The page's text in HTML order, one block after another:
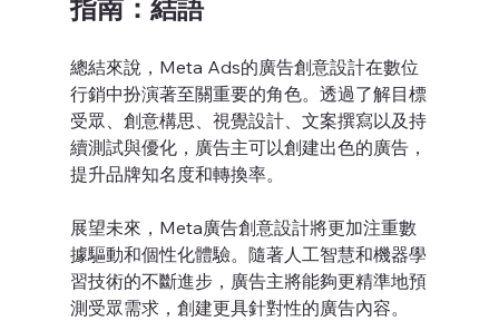
指南：結語
總結來說，Meta Ads的廣告創意設計在數位
行銷中扮演著至關重要的角色。透過了解目標
受眾、創意構思、視覺設計、文案撰寫以及持
續測試與優化，廣告主可以創建出色的廣告，
提升品牌知名度和轉換率。
展望未來，Meta廣告創意設計將更加注重數
據驅動和個性化體驗。隨著人工智慧和機器學
習技術的不斷進步，廣告主將能夠更精準地預
測受眾需求，創建更具針對性的廣告內容。